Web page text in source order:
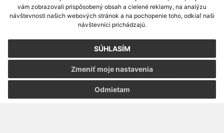
vám zobrazovali prispôsobený obsah a cielené reklamy, na analýzu
návštevnosti našich webových stránok a na pochopenie toho, odkiaľ naši
návštevníci prichádzajú.
SÚHLASÍM
Odmietam
Zmeniť moje nastavenia
využite možnosť získavania aktuálnych informácií s využitím RSS
CMS systém (redakčný) systém ECHELON 2,Mapa stránok,web portál
webex.digital, s.r.o.,domény,registrácia domény
Posledná aktualizácia:31.07.2026
Vytlačiť stránku|Vyhlásenie o prístupnosti